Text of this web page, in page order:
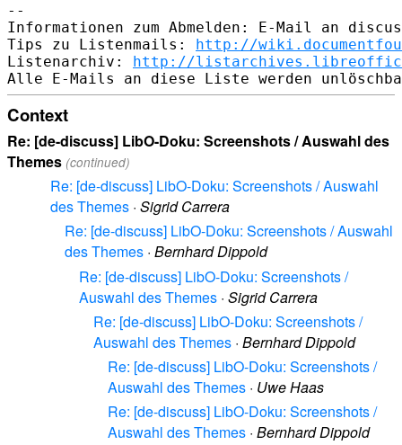
--
Informationen zum Abmelden: E-Mail an
Tips zu Listenmails: http://
Listenarchiv: http://
Context
Re: [de-discuss] LibO-Doku: Screenshots / Auswahl des
Themes (continued)
Re: [de-discuss] LibO-Doku: Screenshots / Auswahl
des Themes · Sigrid Carrera
Re: [de-discuss] LibO-Doku: Screenshots / Auswahl
des Themes · Bernhard Dippold
Re: [de-discuss] LibO-Doku: Screenshots /
Auswahl des Themes · Sigrid Carrera
Re: [de-discuss] LibO-Doku: Screenshots /
Auswahl des Themes · Bernhard Dippold
Re: [de-discuss] LibO-Doku: Screenshots /
Auswahl des Themes · Uwe Haas
Re: [de-discuss] LibO-Doku: Screenshots /
Auswahl des Themes · Bernhard Dippold